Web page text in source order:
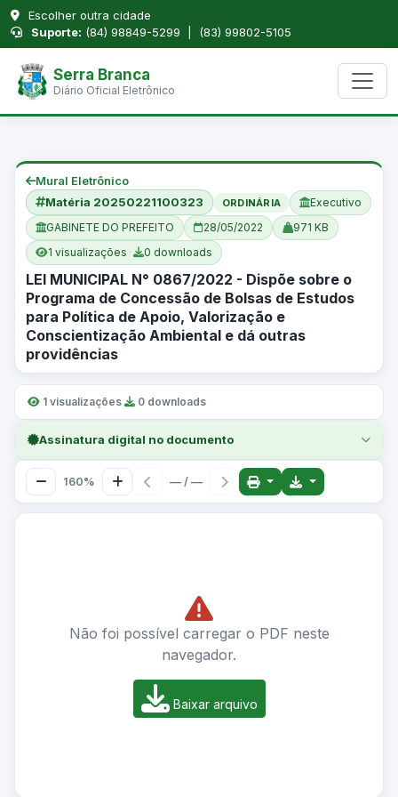
Escolher outra cidade
Suporte: (84) 98849-5299 | (83) 99802-5105
Serra Branca
Diário Oficial Eletrônico
Mural Eletrônico
Matéria 20250221100323
ORDINÁRIA
Executivo
GABINETE DO PREFEITO
28/05/2022
971 KB
1 visualizações · 0 downloads
LEI MUNICIPAL N° 0867/2022 - Dispõe sobre o
Programa de Concessão de Bolsas de Estudos
para Política de Apoio, Valorização e
Conscientização Ambiental e dá outras
providências
1 visualizações 0 downloads
Assinatura digital no documento
160% — / —
Não foi possível carregar o PDF neste
navegador.
Baixar arquivo